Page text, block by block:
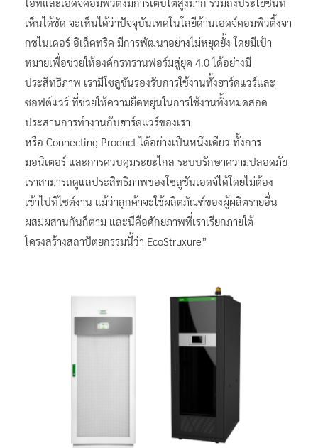
เห็นได้ชัด จะเห็นได้ว่าปัจจุบันเทคโนโลยีด้านเอดจ์คอมพิวติ้งจา
กชไนเดอร์ อิเล็คทริค มีการพัฒนาอย่างไม่หยุดยั้ง โดยมีเป้า
หมายเพื่อช่วยให้องค์กรทรานฟอร์มสู่ยุค 4.0 ได้อย่างมี
ประสิทธิภาพ เรามีโซลูชันรองรับการใช้งานทั้งฮาร์ดแวร์และ
ซอฟต์แวร์ ที่ช่วยให้ความยืดหยุ่นในการใช้งานทั้งหมดสอด
ประสานการทำงานกับฮาร์ดแวร์ของเรา
หรือ Connecting Product ได้อย่างเป็นหนึ่งเดียว ทั้งการ
มอนิเตอร์ และการควบคุมระยะไกล ระบบรักษาความปลอดภัย
เราสามารถดูแลประสิทธิภาพของโซลูชันเอดจ์ได้โดยไม่ต้อง
เข้าไปที่ไซต์งาน แม้ว่าลูกค้าจะใช้ผลิตภัณฑ์ของผู้ผลิตรายอื่น
ผสมผสานกันก็ตาม และนี่คือศักยภาพที่เราเรียกภายใต้
โครงสร้างสถาปัตยกรรมนี้ว่า EcoStruxure”